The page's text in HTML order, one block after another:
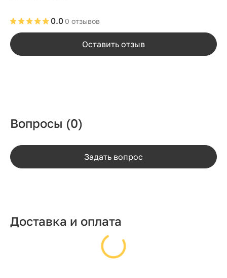
0 отзывов
0.0
Оставить отзыв
Вопросы (0)
Задать вопрос
Доставка и оплата